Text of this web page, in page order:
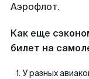
Аэрофлот.
Как еще
билет на
У разных